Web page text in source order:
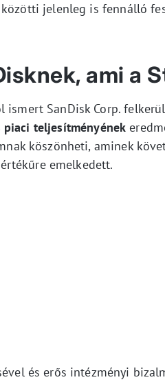
jelenleg is fennálló
ami a
SanDisk Corp.
piaci teljesítményének
köszönheti, aminek
emelkedett.
és erős intézményi